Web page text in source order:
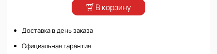
В корзину
Доставка в день заказа
Официальная гарантия